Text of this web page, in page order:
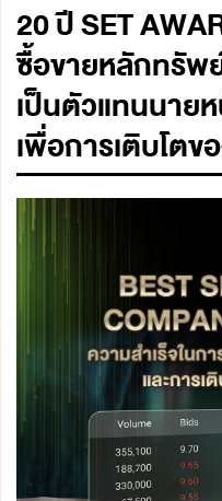
20 ปี SET
ซื้อขายหลักทรัพ
เป็นตัวแทนนาย
เพื่อการเติบโต